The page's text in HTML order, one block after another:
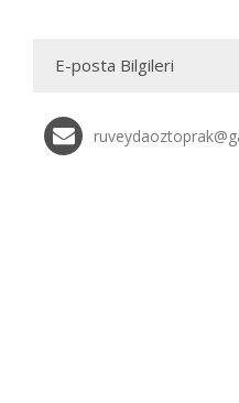
E-posta Bilgileri